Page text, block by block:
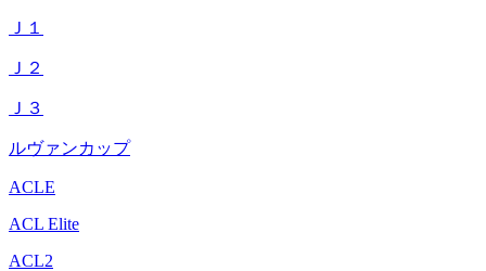
Ｊ１
Ｊ２
Ｊ３
ルヴァンカップ
ACLE
ACL Elite
ACL2